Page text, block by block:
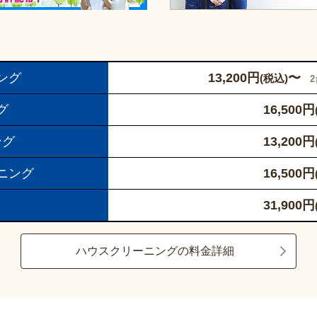
グ 13,200 円(税込)〜 2
16,500 円
13,200 円
ング 16,500 円
31,900 円
ハウスクリーニングの料金詳細